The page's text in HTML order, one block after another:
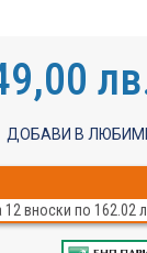
ДОБАВИ В
12 вноски по 162.02